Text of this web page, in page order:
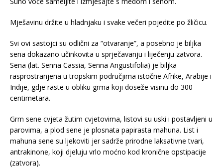
Mješavinu držite u hladnjaku i svake večeri pojedite po žličicu.
Svi ovi sastojci su odlični za “otvaranje”, a posebno je biljka
sena dokazano učinkovita u sprječavanju i liječenju zatvora.
Sena (lat. Senna Cassia, Senna Angustifolia) je biljka
rasprostranjena u tropskim područjima istočne Afrike, Arabije i
Indije, gdje raste u obliku grma koji doseže visinu do 300
centimetara.
Grm sene cvjeta žutim cvjetovima, listovi su uski i postavljeni u
parovima, a plod sene je plosnata papirasta mahuna. List i
mahuna sene su ljekoviti jer sadrže prirodne laksativne tvari,
antrakinone, koji djeluju vrlo moćno kod kronične opstipacije
(zatvora).